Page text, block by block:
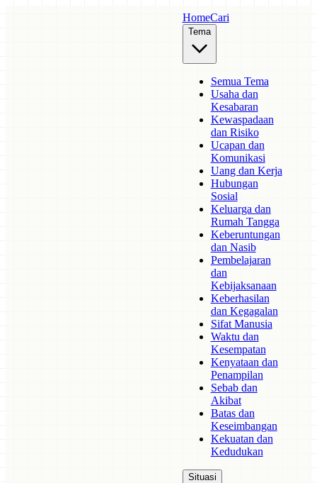
HomeCari
Tema
Semua Tema
Usaha dan
Kesabaran
Kewaspadaan
dan Risiko
Ucapan dan
Komunikasi
Uang dan Kerja
Hubungan
Sosial
Keluarga dan
Rumah Tangga
Keberuntungan
dan Nasib
Pembelajaran
dan
Kebijaksanaan
Keberhasilan
dan Kegagalan
Sifat Manusia
Waktu dan
Kesempatan
Kenyataan dan
Penampilan
Sebab dan
Akibat
Batas dan
Keseimbangan
Kekuatan dan
Kedudukan
Situasi